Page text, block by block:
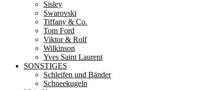
Sisley
Swarovski
Tiffany & Co.
Tom Ford
Viktor & Rolf
Wilkinson
Yves Saint Laurent
SONSTIGES
Schleifen und Bänder
Schneekugeln